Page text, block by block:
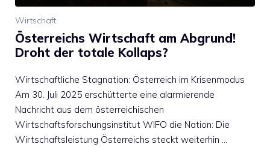
Wirtschaft
Österreichs Wirtschaft am Abgrund!
Droht der totale Kollaps?
Wirtschaftliche Stagnation: Österreich im Krisenmodus
Am 30. Juli 2025 erschütterte eine alarmierende
Nachricht aus dem österreichischen
Wirtschaftsforschungsinstitut WIFO die Nation: Die
Wirtschaftsleistung Österreichs steckt weiterhin …